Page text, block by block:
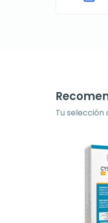
Tu selección